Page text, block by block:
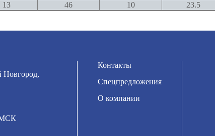
13 46 10 23.5
Новгород,
МСК
Контакты
Спецпредложения
О компании